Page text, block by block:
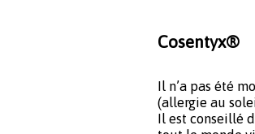
Cosentyx®
Il n’a pas été
(allergie au
Il est conseillé